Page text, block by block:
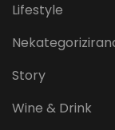
Lifestyle
Story
Wine & Drink